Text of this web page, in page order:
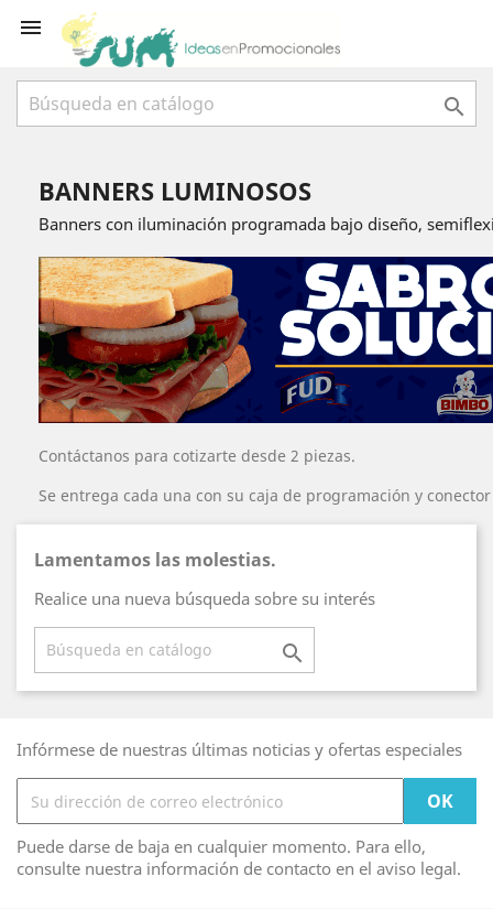


BANNERS LUMINOSOS
Banners con iluminación programada bajo diseño,
Contáctanos para cotizarte desde 2 piezas.
Se entrega cada una con su caja de programación y
Lamentamos las molestias.
Realice una nueva búsqueda sobre su interés

Infórmese de nuestras últimas noticias y ofertas especiales
Puede darse de baja en cualquier momento. Para ello,
consulte nuestra información de contacto en el aviso legal.